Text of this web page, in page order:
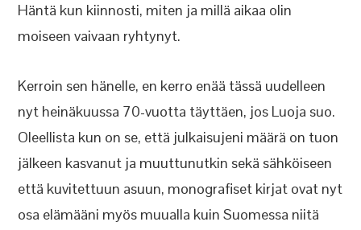
Häntä kun kiinnosti, miten ja millä aikaa olin
moiseen vaivaan ryhtynyt.
Kerroin sen hänelle, en kerro enää tässä uudelleen
nyt heinäkuussa 70-vuotta täyttäen, jos Luoja suo.
Oleellista kun on se, että julkaisujeni määrä on tuon
jälkeen kasvanut ja muuttunutkin sekä sähköiseen
että kuvitettuun asuun, monografiset kirjat ovat nyt
osa elämääni myös muualla kuin Suomessa niitä